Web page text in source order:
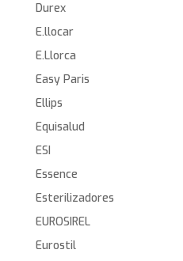
Durex
E.llocar
E.Llorca
Easy Paris
Ellips
Equisalud
ESI
Essence
Esterilizadores
EUROSIREL
Eurostil